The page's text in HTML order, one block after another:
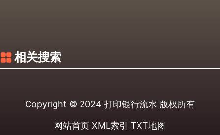
相关搜索
Copyright © 2024 打印银行流水 版权所有
网站首页 XML索引 TXT地图